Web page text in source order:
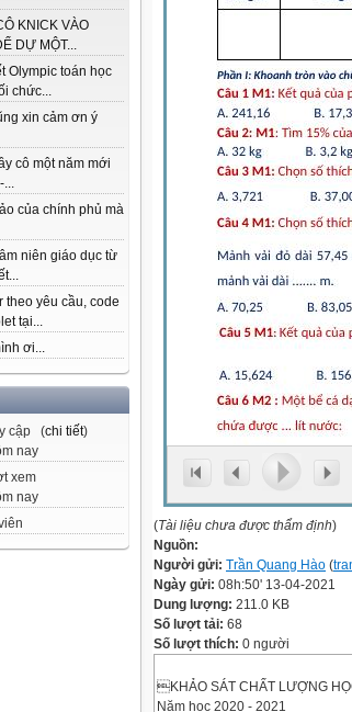
KNICK VÀO
DỰ MỘT...
Olympic toán học
chức...
xin cảm ơn ý
cô một năm mới
...
của chính phủ mà
niên giáo dục từ
theo yêu cầu, code
tại...
ơi...
cập (chi tiết)
nay
xem
nay
(Tài liệu chưa được thẩm định)
Nguồn:
Người gửi: Trần Quang Hào (
Ngày gửi: 08h:50' 13-04-2021
Dung lượng: 211.0 KB
Số lượt tải: 68
Số lượt thích: 0 người
KHẢO SÁT CHẤT LƯỢNG
Năm học 2020 - 2021